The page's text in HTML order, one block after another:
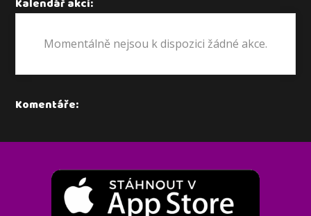
Kalendář akcí:
Momentálně nejsou k dispozici žádné akce.
Komentáře: